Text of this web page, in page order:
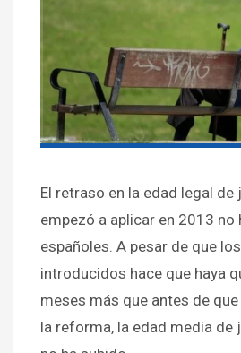
El retraso en la edad legal de
empezó a aplicar en 2013
españoles. A pesar de que
introducidos hace que haya
meses más que antes de
la reforma, la edad media de